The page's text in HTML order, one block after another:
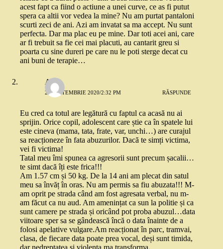
acest fapt ca fiind o actiune a unei curve, ce as fi putut
spera ca altii vor vedea la mine? Nu am purtat pantaloni
scurti zeci de ani. Azi am invatat sa ma accept. Nu sunt
perfecta. Dar ma plac eu pe mine. Dar toti acei ani, care
ar fi trebuit sa fie cei mai placuti, au cantarit greu si
poarta cu sine dureri pe care nu le poti sterge decat cu
ani buni de terapie…
Alina
26 SEPTEMBRIE 2020/2:32 PM RĂSPUNDE
Eu cred ca totul are legătură cu faptul ca acasă nu ai
sprijin. Orice copil, adolescent care știe ca în spatele lui
este cineva (mama, tata, frate, var, unchi…) are curajul
sa reacționeze în fata abuzurilor. Dacă te simți victima,
vei fi victima!
Tatal meu îmi spunea ca agresorii sunt precum șacalii…
te simt dacă îți este frica!!!
Am 1.57 cm și 50 kg. De la 14 ani am plecat din satul
meu sa învăț în oras. Nu am permis sa fiu abuzata!!! M-
am oprit pe strada când am fost agresata verbal, nu m-
am făcut ca nu aud. Am amenințat ca sun la politie și ca
sunt camere pe strada și oricând pot proba abuzul…data
viitoare sper sa se gândească încă o data înainte de a
folosi apelative vulgare.Am reacționat în parc, tramvai,
clasa, de fiecare data poate prea vocal, deși sunt timida,
dar nedreptatea și violenta ma transforma.